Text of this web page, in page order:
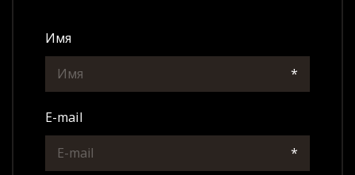
Имя
*
E-mail
*